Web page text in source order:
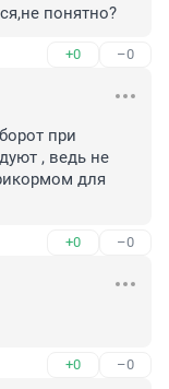
понятно?
+0 –0
при
, ведь не
для
+0 –0
+0 –0